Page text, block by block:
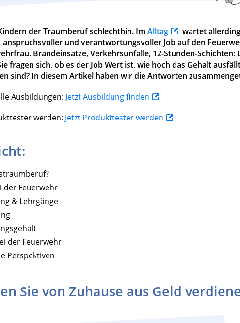
der Traumberuf schlechthin. Im Alltag
wartet
anspruchsvoller und verantwortungsvoller Job auf den
Brandeinsätze, Verkehrsunfälle, 12-Stunden-Schichten:
fragen sich, ob es der Job Wert ist, wie hoch das Gehalt
sind? In diesem Artikel haben wir die Antworten
Ausbildungen: Jetzt Ausbildung finden
werden: Jetzt Produkttester werden
der Feuerwehr
& Lehrgänge
der Feuerwehr
Perspektiven
Sie von Zuhause aus GeldHeimarbeit ohne PC: